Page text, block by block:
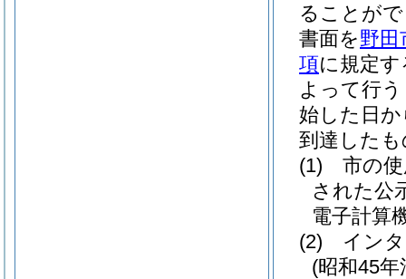
ることが
書面を野田
項に規定
よって行
始した日
到達した
(1)
市の
された公
電子計算
(2)
イン
(昭和45